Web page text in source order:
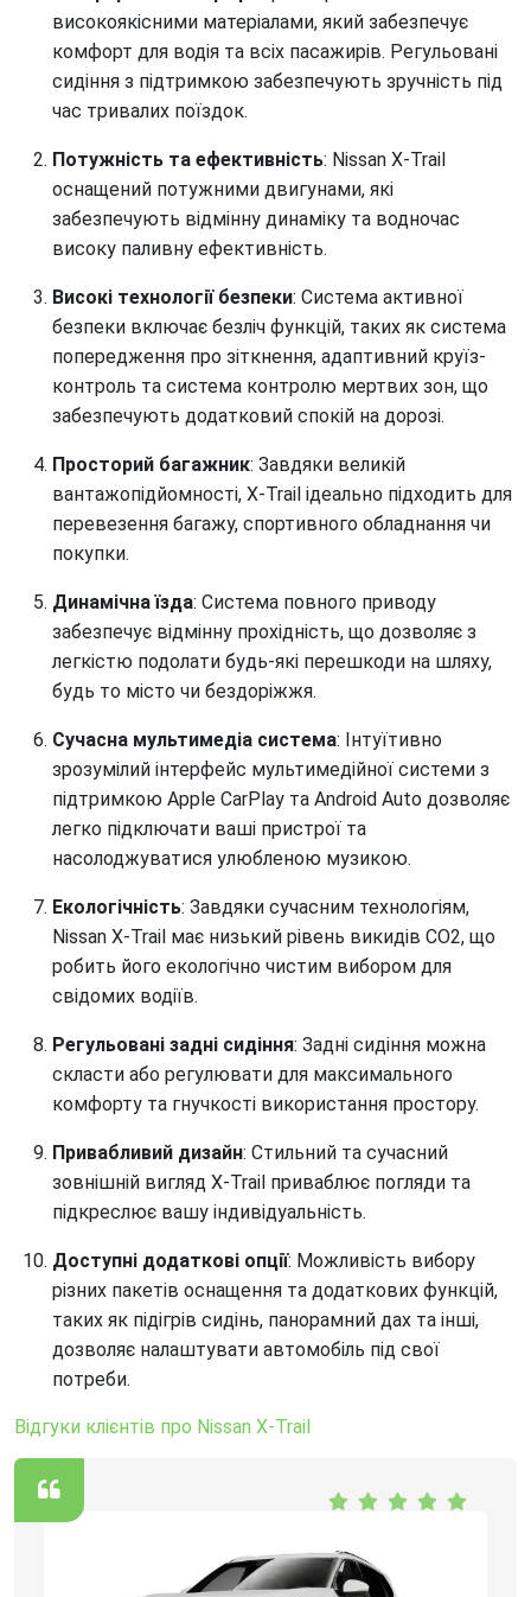
високоякісними матеріалами, який забезпечує
комфорт для водія та всіх пасажирів. Регульовані
сидіння з підтримкою забезпечують зручність під
час тривалих поїздок.
Потужність та ефективність: Nissan X-Trail
оснащений потужними двигунами, які
забезпечують відмінну динаміку та водночас
високу паливну ефективність.
Високі технології безпеки: Система активної
безпеки включає безліч функцій, таких як система
попередження про зіткнення, адаптивний круїз-
контроль та система контролю мертвих зон, що
забезпечують додатковий спокій на дорозі.
Просторий багажник: Завдяки великій
вантажопідйомності, X-Trail ідеально підходить для
перевезення багажу, спортивного обладнання чи
покупки.
Динамічна їзда: Система повного приводу
забезпечує відмінну прохідність, що дозволяє з
легкістю подолати будь-які перешкоди на шляху,
будь то місто чи бездоріжжя.
Сучасна мультимедіа система: Інтуїтивно
зрозумілий інтерфейс мультимедійної системи з
підтримкою Apple CarPlay та Android Auto дозволяє
легко підключати ваші пристрої та
насолоджуватися улюбленою музикою.
Екологічність: Завдяки сучасним технологіям,
Nissan X-Trail має низький рівень викидів CO2, що
робить його екологічно чистим вибором для
свідомих водіїв.
Регульовані задні сидіння: Задні сидіння можна
скласти або регулювати для максимального
комфорту та гнучкості використання простору.
Привабливий дизайн: Стильний та сучасний
зовнішній вигляд X-Trail приваблює погляди та
підкреслює вашу індивідуальність.
Доступні додаткові опції: Можливість вибору
різних пакетів оснащення та додаткових функцій,
таких як підігрів сидінь, панорамний дах та інші,
дозволяє налаштувати автомобіль під свої
потреби.
Відгуки клієнтів про Nissan X-Trail